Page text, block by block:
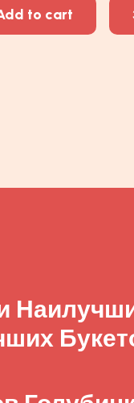
to cart